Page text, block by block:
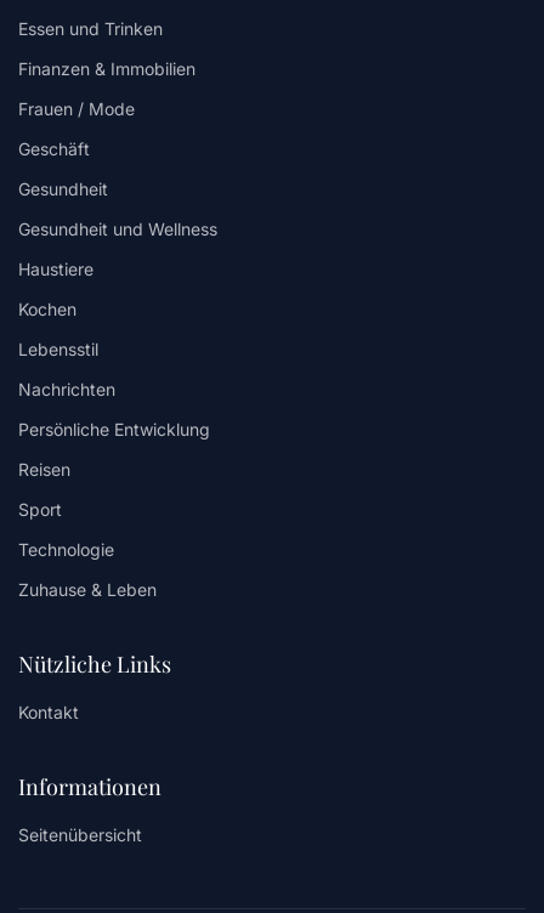
Essen und Trinken
Finanzen & Immobilien
Frauen / Mode
Geschäft
Gesundheit
Gesundheit und Wellness
Haustiere
Kochen
Lebensstil
Nachrichten
Persönliche Entwicklung
Reisen
Sport
Technologie
Zuhause & Leben
Nützliche Links
Kontakt
Informationen
Seitenübersicht